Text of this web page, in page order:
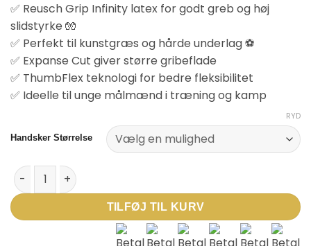
✅ Reusch Grip Infinity latex for godt greb og høj
slidstyrke 🧤
✅ Perfekt til kunstgræs og hårde underlag ⚽
✅ Expanse Cut giver større gribeflade
✅ ThumbFlex teknologi for bedre fleksibilitet
✅ Ideelle til unge målmænd i træning og kamp
Handsker Størrelse
RYD
Reusch Attrakt Infinity Junior Målmandshandsker - Sort antal
TILFØJ TIL KURV